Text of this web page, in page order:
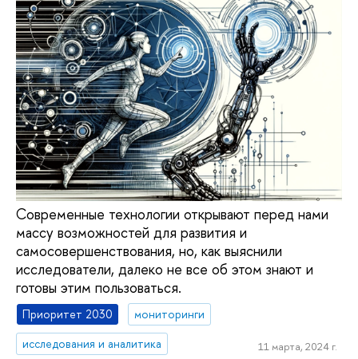
Современные технологии открывают перед нами
массу возможностей для развития и
самосовершенствования, но, как выяснили
исследователи, далеко не все об этом знают и
готовы этим пользоваться.
Приоритет 2030
мониторинги
исследования и аналитика
11 марта, 2024 г.